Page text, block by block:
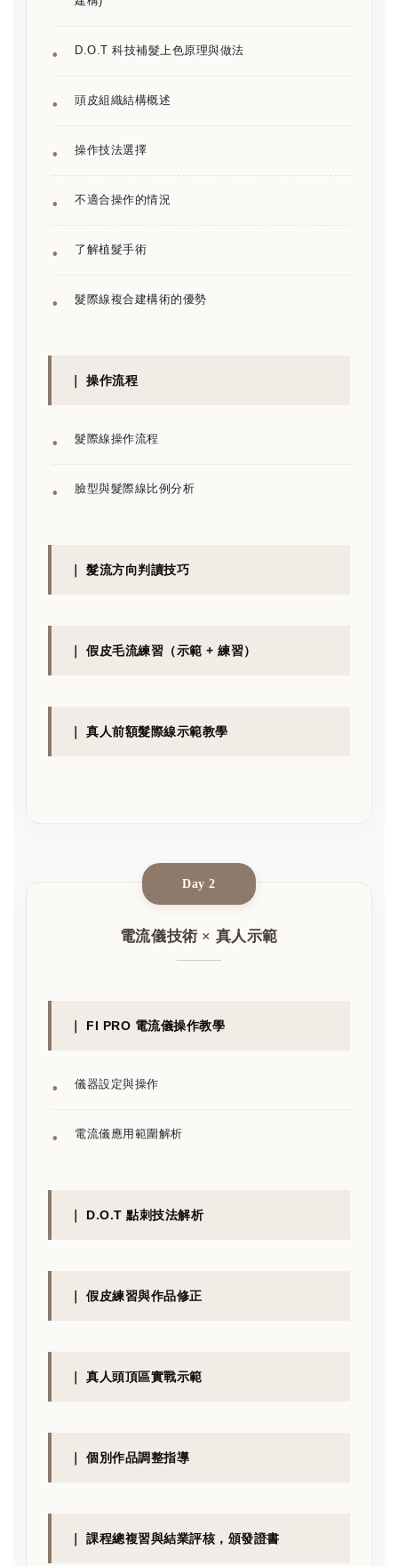
D.O.T 科技補髮上色原理與做法
頭皮組織結構概述
操作技法選擇
不適合操作的情況
了解植髮手術
髮際線複合建構術的優勢
｜ 操作流程
髮際線操作流程
臉型與髮際線比例分析
｜ 髮流方向判讀技巧
｜ 假皮毛流練習（示範 + 練習）
｜ 真人前額髮際線示範教學
Day 2
電流儀技術 × 真人示範
｜ FI PRO 電流儀操作教學
儀器設定與操作
電流儀應用範圍解析
｜ D.O.T 點刺技法解析
｜ 假皮練習與作品修正
｜ 真人頭頂區實戰示範
｜ 個別作品調整指導
｜ 課程總複習與結業評核，頒發證書